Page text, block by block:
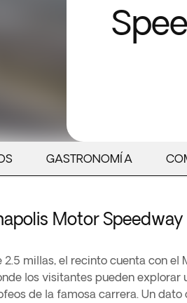
GASTRONOMÍA
Motor Speedway